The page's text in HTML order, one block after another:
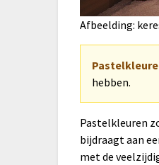
Afbeelding:
hebben.
Pastelkleuren
bijdraagt aan
met de